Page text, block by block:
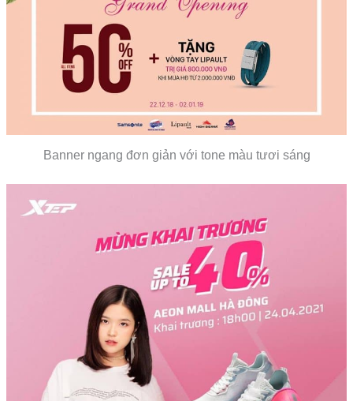
Banner ngang đơn giản với tone màu tươi sáng